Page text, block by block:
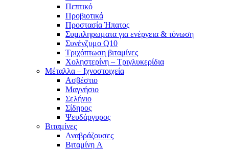
Πεπτικό
Προβιοτικά
Προστασία Ήπατος
Συμπληρωματα για ενέργεια & τόνωση
Συνένζυμο Q10
Τριχόπτωση βιταμίνες
Χοληστερίνη – Τριγλυκερίδια
Μέταλλα – Ιχνοστοιχεία
Ασβέστιο
Μαγνήσιο
Σελήνιο
Σίδηρος
Ψευδάργυρος
Βιταμίνες
Αναβράζουσες
Βιταμίνη A